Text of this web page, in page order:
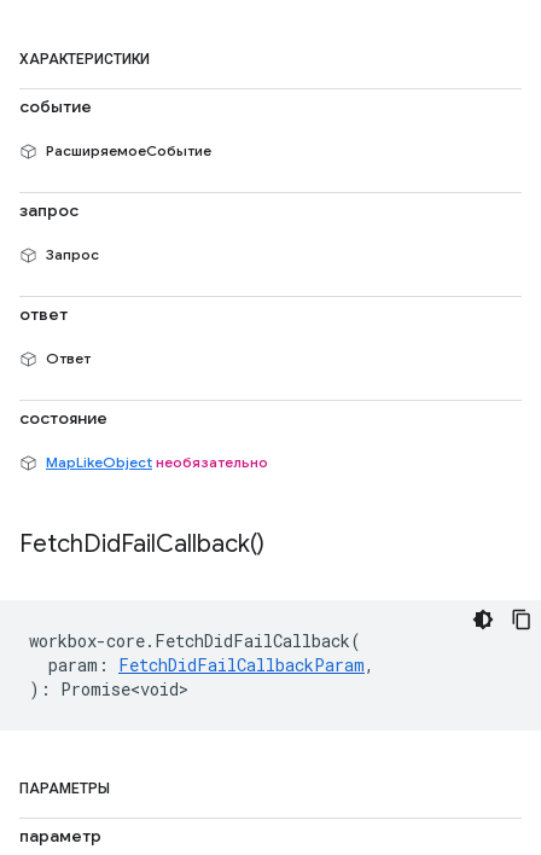
ХАРАКТЕРИСТИКИ
событие
РасширяемоеСобытие
запрос
Запрос
ответ
Ответ
состояние
MapLikeObject необязательно
FetchDidFailCallback()
workbox-core. FetchDidFailCallback(
param : FetchDidFailCallbackParam,
) : Promise<void>
ПАРАМЕТРЫ
параметр